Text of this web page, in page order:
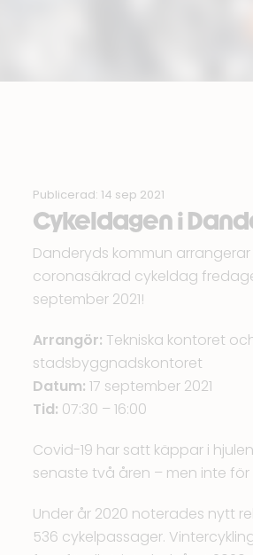
Publicerad: 14 sep 2021
Cykeldagen i
Danderyds kommun
coronasäkrad cykeldag
september 2021!
Arrangör: Tekniska kontoret
stadsbyggnadskontoret
Datum: 17 september 2021
Tid: 07:30 – 16:00
Covid-19 har satt käppar i
senaste två åren – men inte för
Under år 2020 noterades nytt
536 cykelpassager.